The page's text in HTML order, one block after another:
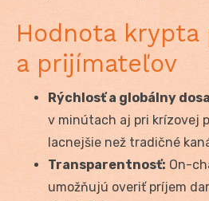
Hodnota krypta
a prijímateľov
Rýchlosť a globálny
v minútach aj pri krízovej
lacnejšie než tradičné
Transparentnosť: On-
umožňujú overiť príjem